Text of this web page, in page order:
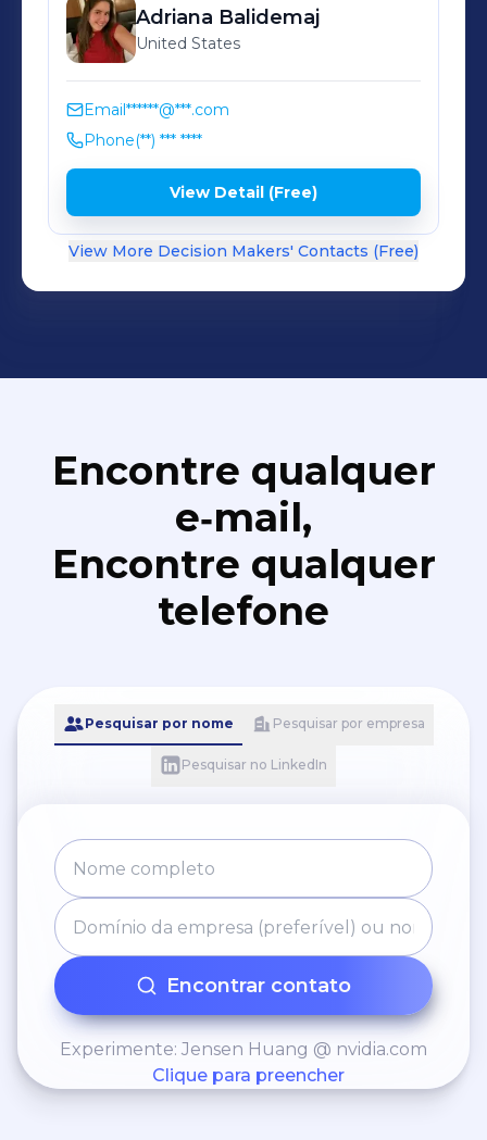
Adriana Balidemaj
United States
Email******@***.com
Phone(**) *** ****
View Detail (Free)
View More Decision Makers' Contacts (Free)
Encontre qualquer
e‑mail,
Encontre qualquer
telefone
Pesquisar por nome Pesquisar por empresa
Pesquisar no LinkedIn
Encontrar contato
Experimente: Jensen Huang @ nvidia.com
Clique para preencher